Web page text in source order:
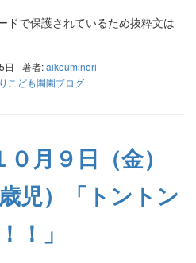
ドで保護されているため抜粋文は
日 著者:aikouminori
こども園園ブログ
月９日（金）
児）「トントン
！」